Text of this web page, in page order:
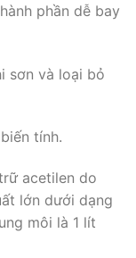
phần dễ bay
sơn và loại bỏ
tính.
acetilen do
lớn dưới dạng
môi là 1 lít